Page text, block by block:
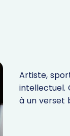
Artiste,
intellectuel.
à un verset